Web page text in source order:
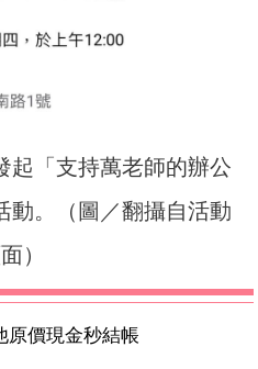
「支持萬老師的辦公
動。（圖／翻攝自活動
）
價現金秒結帳